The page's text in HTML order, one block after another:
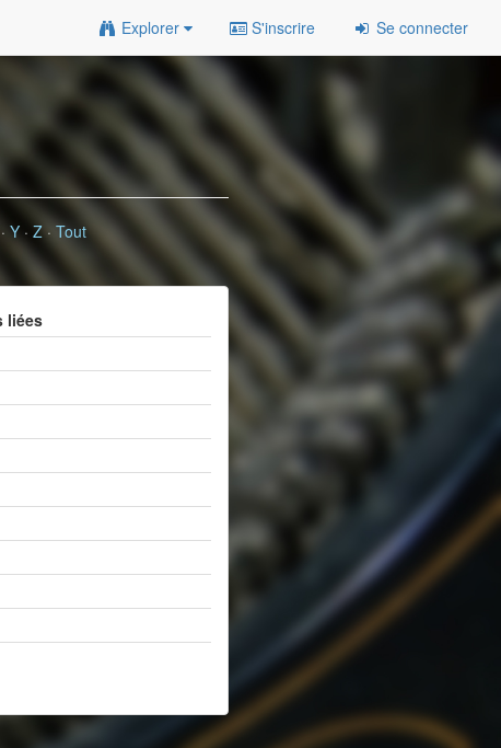
Explorer S'inscrire Se connecter
Y· Z· Tout
liées